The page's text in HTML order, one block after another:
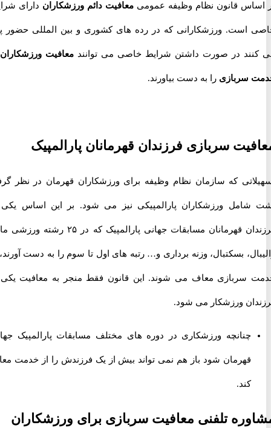
قانون نظام وظیفه عمومیمعافیت دائم ورزشکاراندارای شرایط
است. ورزشکارانی که در رده های کشوری و بین المللی حضور پیدا
در صورت داشتن شرایط خاصی می توانند معافیت ورزشکاران از
سربازیرا به دست بیاورند.
سربازی فرزندان قهرمانان پارالمپیک
که سازمان نظام وظیفه برای ورزشکاران قهرمان در نظر گرفته
ورزشکاران پارالمپیکی نیز می شود. بر این اساس یکی از
فرزندان قهرمانان مسابقات جهانی پارالمپیک که در ۲۵ رشته ورزشی مانند
بسکتبال، وزنه برداری و… رتبه های اول تا سوم را به دست آورند، از
سربازی معاف می شوند. این قانون فقط منجر به معافیت یکی از
ورزشکار می شود.
چنانچه ورزشکاری در دوره های مختلف مسابقات پارالمپیک جهانی
قهرمان شود باز هم نمی تواند بیش از یک فرزندش را از خدمت معاف
تلفنی معافیت سربازی برای ورزشکاران